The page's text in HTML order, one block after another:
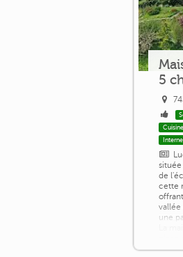
5
de
cette
vallée
une